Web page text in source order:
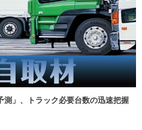
測」、トラック必要台数の迅速把握